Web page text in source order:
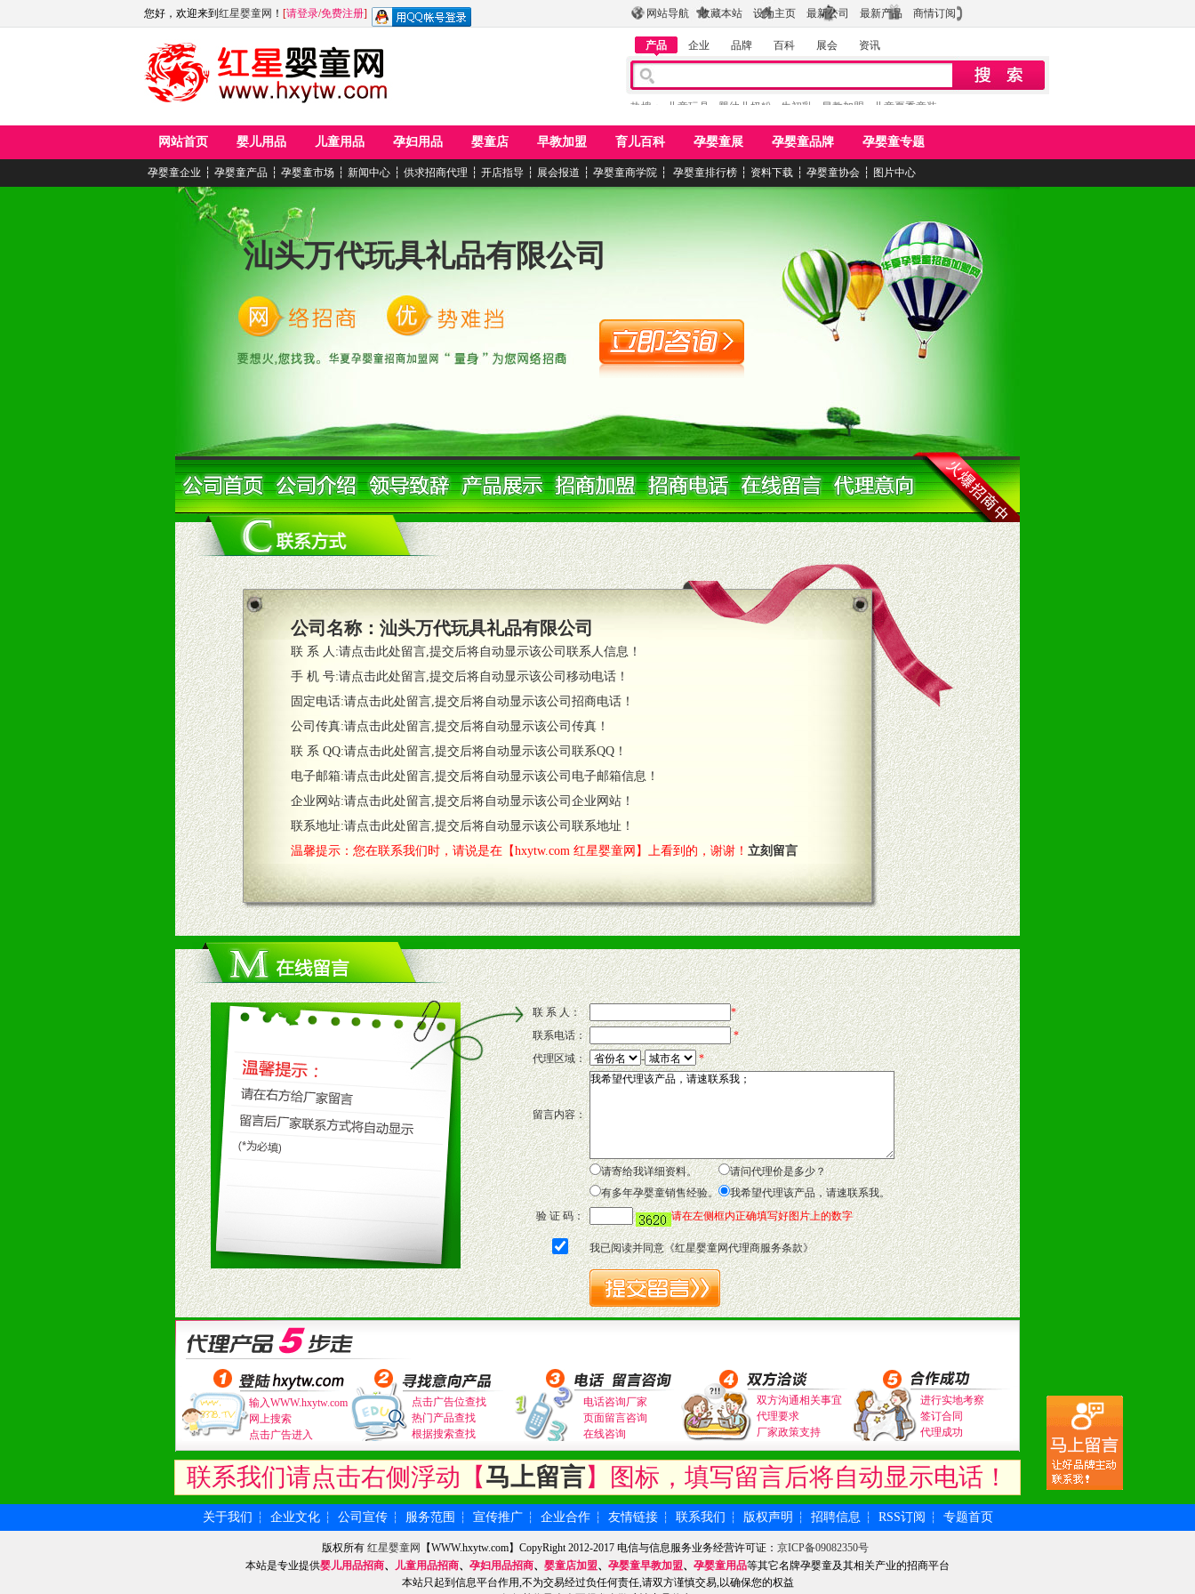
网站导航 收藏本站 设为主页 最新公司 最新产品 商情订阅
您好，欢迎来到 红星婴童网 ！ [请登录/免费注册]
产品 企业 品牌 百科 展会 资讯
热搜： 儿童玩具 婴幼儿奶粉 牛初乳 早教加盟 儿童夏季童装
网站首页 婴儿用品 儿童用品 孕妇用品 婴童店 早教加盟 育儿百科 孕婴童展 孕婴童品牌 孕婴童专题
孕婴童企业 ┆ 孕婴童产品 ┆ 孕婴童市场 ┆ 新闻中心 ┆ 供求招商代理 ┆ 开店指导 ┆ 展会报道 ┆ 孕婴童商学院 ┆ 孕婴童排行榜 ┆ 资料下载 ┆ 孕婴童协会 ┆ 图片中心
汕头万代玩具礼品有限公司
公司名称： 汕头万代玩具礼品有限公司
联 系 人:请点击此处留言,提交后将自动显示该公司联系人信息！
手 机 号:请点击此处留言,提交后将自动显示该公司移动电话！
固定电话:请点击此处留言,提交后将自动显示该公司招商电话！
公司传真:请点击此处留言,提交后将自动显示该公司传真！
联 系 QQ:请点击此处留言,提交后将自动显示该公司联系QQ！
电子邮箱:请点击此处留言,提交后将自动显示该公司电子邮箱信息！
企业网站:请点击此处留言,提交后将自动显示该公司企业网站！
联系地址:请点击此处留言,提交后将自动显示该公司联系地址！
温馨提示：您在联系我们时，请说是在【hxytw.com 红星婴童网】上看到的，谢谢！ 立刻留言
联 系 人：
*
联系电话：
*
代理区域：
- *
留言内容：
请寄给我详细资料。
请问代理价是多少？
有多年孕婴童销售经验。
我希望代理该产品，请速联系我。
验 证 码：
请在左侧框内正确填写好图片上的数字
我已阅读并同意《红星婴童网代理商服务条款》
输入WWW.hxytw.com
网上搜索
点击广告进入
点击广告位查找
热门产品查找
根据搜索查找
电话咨询厂家
页面留言咨询
在线咨询
双方沟通相关事宜
代理要求
厂家政策支持
进行实地考察
签订合同
代理成功
联系我们请点击右侧浮动【马上留言】图标，填写留言后将自动显示电话！
关于我们 ┆ 企业文化 ┆ 公司宣传 ┆ 服务范围 ┆ 宣传推广 ┆ 企业合作 ┆ 友情链接 ┆ 联系我们 ┆ 版权声明 ┆ 招聘信息 ┆ RSS订阅 ┆ 专题首页
版权所有 红星婴童网 【WWW.hxytw.com】CopyRight 2012-2017 电信与信息服务业务经营许可证： 京ICP备09082350号
本站是专业提供婴儿用品招商、 儿童用品招商、 孕妇用品招商、 婴童店加盟、 孕婴童早教加盟、 孕婴童用品等其它名牌孕婴童及其相关产业的招商平台
本站只起到信息平台作用,不为交易经过负任何责任,请双方谨慎交易,以确保您的权益